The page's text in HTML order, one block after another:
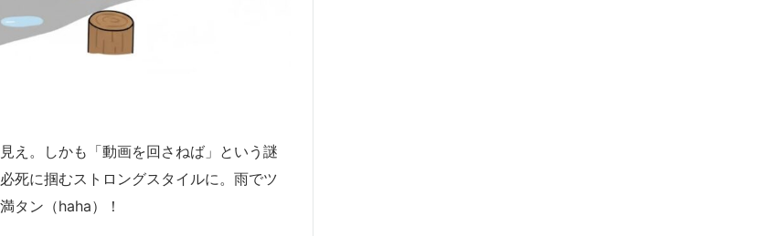
え。しかも「動画を回さねば」という謎
死に掴むストロングスタイルに。雨でツ
タン（haha）！